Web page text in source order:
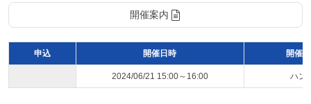
開催案内
申込 開催日時 開催
2024/06/21 15:00～16:00 ハン